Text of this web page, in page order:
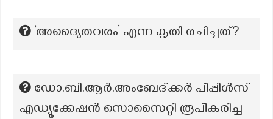
‘അദ്യൈതവരം’ എന്ന കൃതി രചിച്ചത്?
ഡോ.ബി.ആർ.അംബേദ്ക്കർ പീപ്പിൾസ്
എഡ്യൂക്കേഷൻ സൊസൈറ്റി രൂപീകരിച്ച